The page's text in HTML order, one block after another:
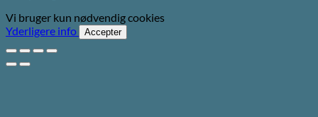
Vi bruger kun nødvendig cookies
Yderligere info
Accepter